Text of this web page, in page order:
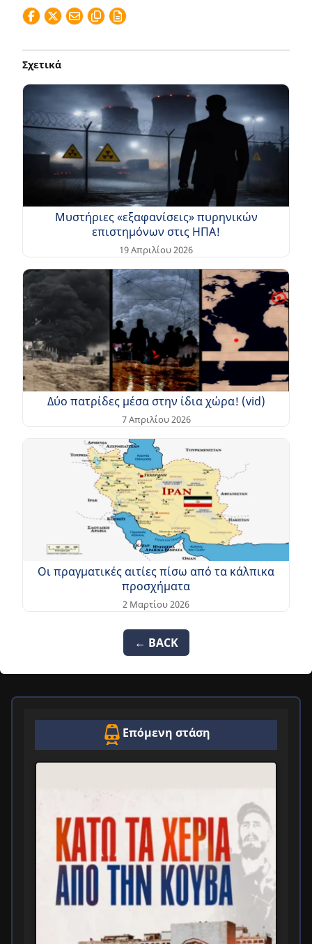
Σχετικά
Μυστήριες «εξαφανίσεις» πυρηνικών
επιστημόνων στις ΗΠΑ!
19 Απριλίου 2026
Δύο πατρίδες μέσα στην ίδια χώρα! (vid)
7 Απριλίου 2026
Οι πραγματικές αιτίες πίσω από τα κάλπικα
προσχήματα
2 Μαρτίου 2026
← BACK
Επόμενη στάση